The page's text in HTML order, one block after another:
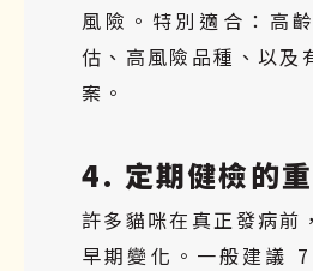
風險。特別適合：高
估、高風險品種、以及
案。
4. 定期健檢的
許多貓咪在真正發病前
早期變化。一般建議